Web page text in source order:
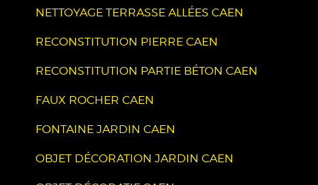
NETTOYAGE TERRASSE ALLÉES CAEN
RECONSTITUTION PIERRE CAEN
RECONSTITUTION PARTIE BÉTON CAEN
FAUX ROCHER CAEN
FONTAINE JARDIN CAEN
OBJET DÉCORATION JARDIN CAEN